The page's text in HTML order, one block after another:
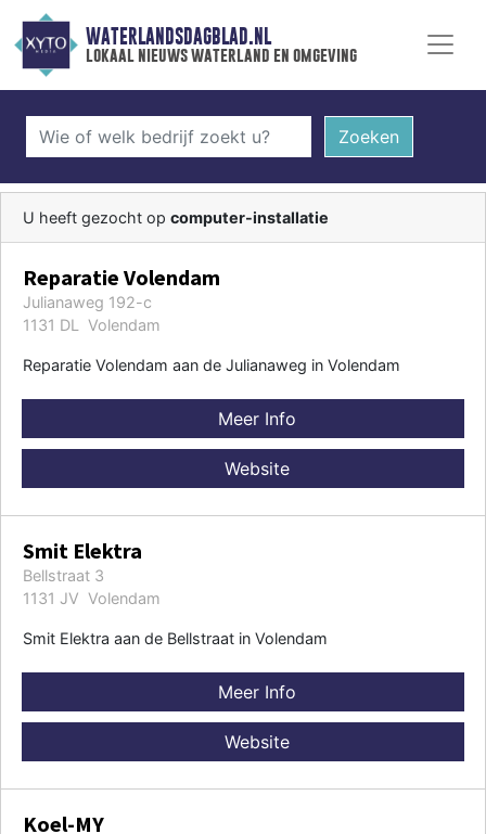
WATERLANDSDAGBLAD.NL
lokaal nieuws waterland en omgeving
Zoeken
U heeft gezocht op computer-installatie
Reparatie Volendam
Julianaweg 192-c
1131 DL Volendam
Reparatie Volendam aan de Julianaweg in Volendam
Meer Info
Website
Smit Elektra
Bellstraat 3
1131 JV Volendam
Smit Elektra aan de Bellstraat in Volendam
Meer Info
Website
Koel-MY